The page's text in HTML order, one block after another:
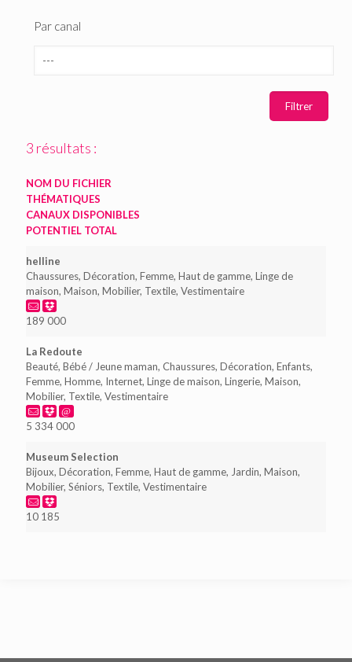
Par canal
3 résultats :
NOM DU FICHIER
THÉMATIQUES
CANAUX DISPONIBLES
POTENTIEL TOTAL
helline
Chaussures, Décoration, Femme, Haut de gamme, Linge de
maison, Maison, Mobilier, Textile, Vestimentaire
189 000
La Redoute
Beauté, Bébé / Jeune maman, Chaussures, Décoration, Enfants,
Femme, Homme, Internet, Linge de maison, Lingerie, Maison,
Mobilier, Textile, Vestimentaire
5 334 000
Museum Selection
Bijoux, Décoration, Femme, Haut de gamme, Jardin, Maison,
Mobilier, Séniors, Textile, Vestimentaire
10 185